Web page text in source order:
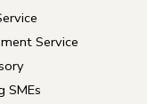
Service
SMEs